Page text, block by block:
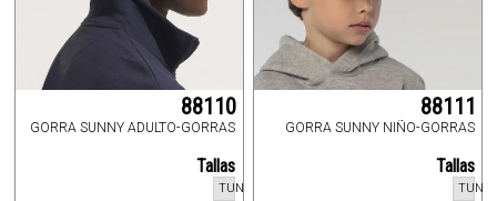
88110
GORRA SUNNY ADULTO-GORRAS
Tallas
TUN
88111
GORRA SUNNY NIÑO-GORRAS
Tallas
TUN